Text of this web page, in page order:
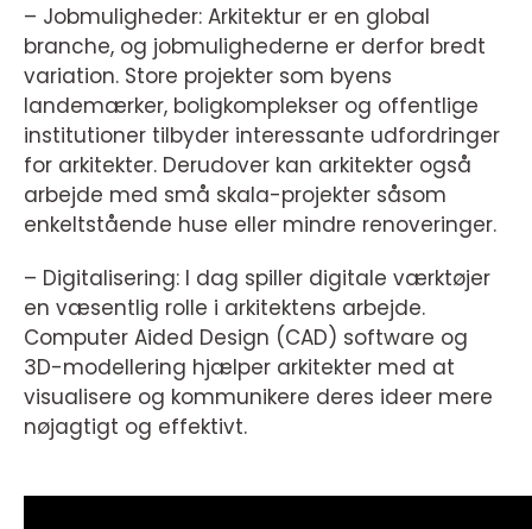
– Jobmuligheder: Arkitektur er en global
branche, og jobmulighederne er derfor bredt
variation. Store projekter som byens
landemærker, boligkomplekser og offentlige
institutioner tilbyder interessante udfordringer
for arkitekter. Derudover kan arkitekter også
arbejde med små skala-projekter såsom
enkeltstående huse eller mindre renoveringer.
– Digitalisering: I dag spiller digitale værktøjer
en væsentlig rolle i arkitektens arbejde.
Computer Aided Design (CAD) software og
3D-modellering hjælper arkitekter med at
visualisere og kommunikere deres ideer mere
nøjagtigt og effektivt.